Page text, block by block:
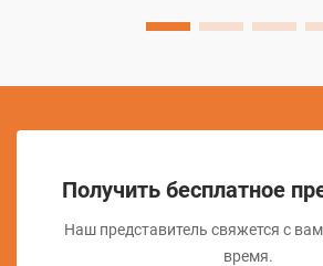
Получить бесплатное
Наш представитель свяжется с
время.